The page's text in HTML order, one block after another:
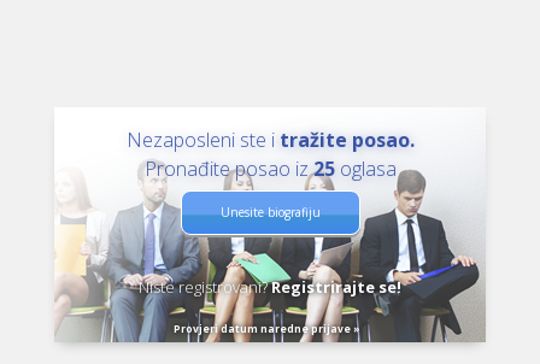
Nezaposleni ste i tražite posao.
Pronađite posao iz25oglasa
Unesite biografiju
Niste registrovani?Registrirajte se!
Provjeri datum naredne prijave »